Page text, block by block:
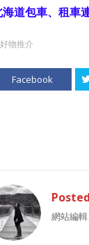
道包車、租車
好物推介
Facebook
網站編